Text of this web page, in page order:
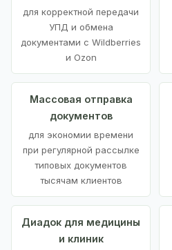
для корректной передачи
УПД и обмена
документами с Wildberries
и Ozon
Массовая отправка
документов
для экономии времени
при регулярной рассылке
типовых документов
тысячам клиентов
Диадок для медицины
и клиник